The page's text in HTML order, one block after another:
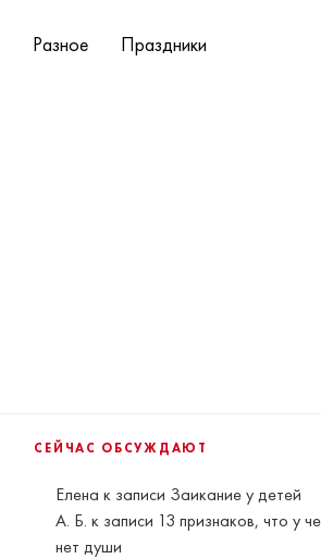
Разное Праздники
СЕЙЧАС ОБСУЖДАЮТ
Елена к записи Заикание у детей
А. Б. к записи 13 признаков, что у
нет души